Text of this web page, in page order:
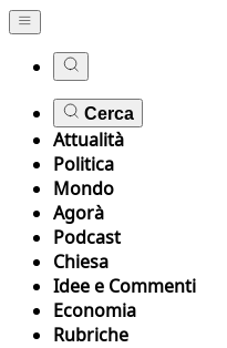
Cerca
Attualità
Politica
Mondo
Agorà
Podcast
Chiesa
Idee e Commenti
Economia
Rubriche